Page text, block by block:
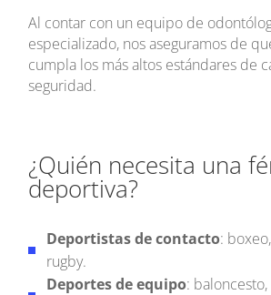
Al contar con un equipo de
especializado, nos aseguramos de
cumpla los más altos estándares de
seguridad.
¿Quién necesita una
deportiva?
Deportistas de contacto:
rugby.
Deportes de equipo: